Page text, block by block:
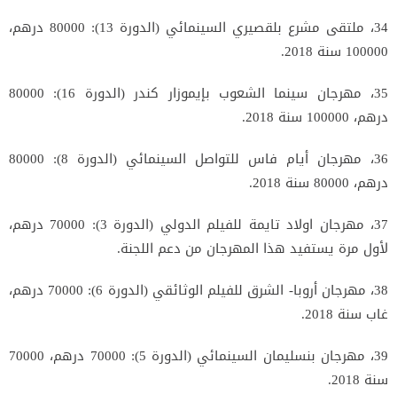
34، ملتقى مشرع بلقصيري السينمائي (الدورة 13): 80000 درهم،
100000 سنة 2018.
35، مهرجان سينما الشعوب بإيموزار كندر (الدورة 16): 80000
درهم، 100000 سنة 2018.
36، مهرجان أيام فاس للتواصل السينمائي (الدورة 8): 80000
درهم، 80000 سنة 2018.
37، مهرجان اولاد تايمة للفيلم الدولي (الدورة 3): 70000 درهم،
لأول مرة يستفيد هذا المهرجان من دعم اللجنة.
38، مهرجان أروبا- الشرق للفيلم الوثائقي (الدورة 6): 70000 درهم،
غاب سنة 2018.
39، مهرجان بنسليمان السينمائي (الدورة 5): 70000 درهم، 70000
سنة 2018.